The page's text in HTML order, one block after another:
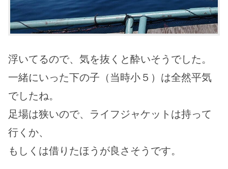
浮いてるので、気を抜くと酔いそうでした。
一緒にいった下の子（当時小５）は全然平気
でしたね。
足場は狭いので、ライフジャケットは持って
行くか、
もしくは借りたほうが良さそうです。